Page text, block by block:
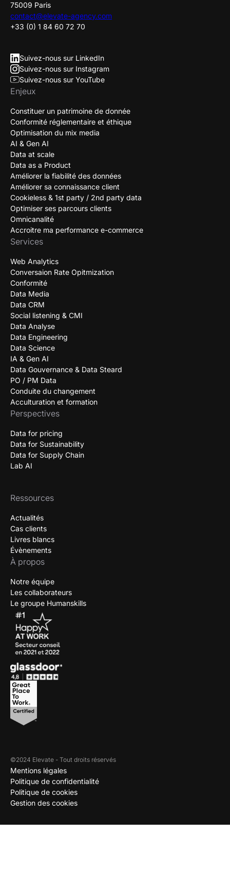
75009 Paris
contact@elevate-agency.com
+33 (0) 1 84 60 72 70
Suivez-nous sur LinkedIn
Suivez-nous sur Instagram
Suivez-nous sur YouTube
Enjeux
Constituer un patrimoine de donnée
Conformité réglementaire et éthique
Optimisation du mix media
AI & Gen AI
Data at scale
Data as a Product
Améliorer la fiabilité des données
Améliorer sa connaissance client
Cookieless & 1st party / 2nd party data
Optimiser ses parcours clients
Omnicanalité
Accroitre ma performance e-commerce
Services
Web Analytics
Conversaion Rate Opitmization
Conformité
Data Media
Data CRM
Social listening & CMI
Data Analyse
Data Engineering
Data Science
IA & Gen AI
Data Gouvernance & Data Steard
PO / PM Data
Conduite du changement
Acculturation et formation
Perspectives
Data for pricing
Data for Sustainability
Data for Supply Chain
Lab AI
Ressources
Actualités
Cas clients
Livres blancs
Évènements
À propos
Notre équipe
Les collaborateurs
Le groupe Humanskills
©2024 Elevate - Tout droits réservés
Mentions légales
Politique de confidentialité
Politique de cookies
Gestion des cookies